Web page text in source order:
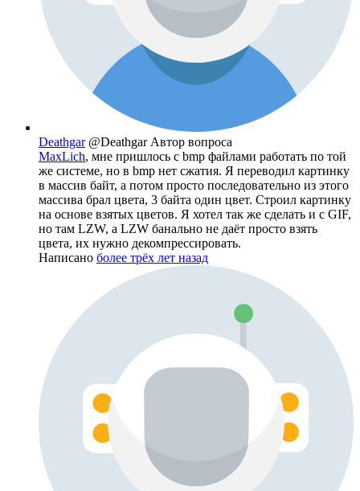
Deathgar @Deathgar Автор вопроса
MaxLich, мне пришлось с bmp файлами работать по той
же системе, но в bmp нет сжатия. Я переводил картинку
в массив байт, а потом просто последовательно из этого
массива брал цвета, 3 байта один цвет. Строил картинку
на основе взятых цветов. Я хотел так же сделать и с GIF,
но там LZW, а LZW банально не даёт просто взять
цвета, их нужно декомпрессировать.
Написано более трёх лет назад